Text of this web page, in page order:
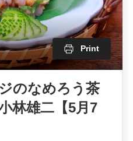
Print
のなめろう茶
林雄二【5月7